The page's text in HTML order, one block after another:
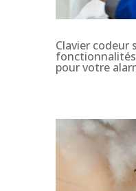
Clavier codeur
pour votre